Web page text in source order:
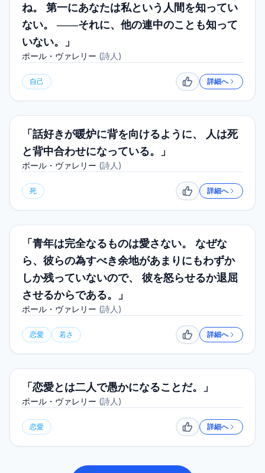
ね。 第一にあなたは私という人間を知ってい
ない。 ――それに、他の連中のことも知って
いない。」
ポール・ヴァレリー (詩人 )
自己 いいね詳細へ
「話好きが暖炉に背を向けるように、 人は死
と背中合わせになっている。」
ポール・ヴァレリー (詩人 )
死 いいね詳細へ
「青年は完全なるものは愛さない。 なぜな
ら、彼らの為すべき余地があまりにもわずか
しか残っていないので、 彼を怒らせるか退屈
させるからである。」
ポール・ヴァレリー (詩人 )
恋愛 若さ いいね詳細へ
「恋愛とは二人で愚かになることだ。」
ポール・ヴァレリー (詩人 )
恋愛 いいね詳細へ